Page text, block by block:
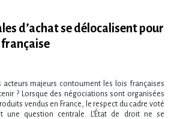
d’achat se délocalisent pour
acteurs majeurs contournent les lois françaises
? Lorsque des négociations sont organisées
vendus en France, le respect du cadre voté
une question centrale. L’État de droit ne se